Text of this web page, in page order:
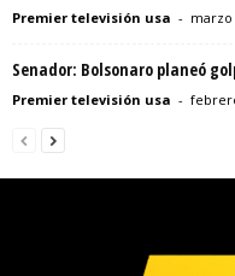
Premier televisión usa - marzo
Senador: Bolsonaro planeó
Premier televisión usa -